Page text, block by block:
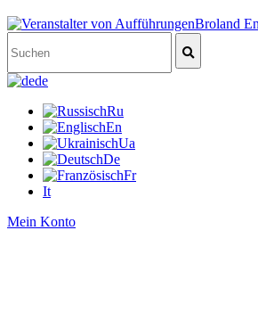
de
Ru
En
Ua
De
Fr
It
Mein Konto